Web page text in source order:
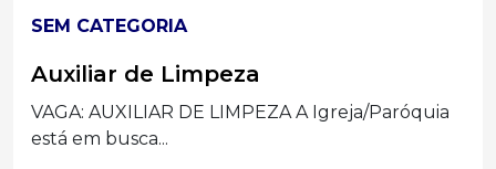
SEM CATEGORIA
Auxiliar de Limpeza
VAGA: AUXILIAR DE LIMPEZA A Igreja/Paróquia
está em busca...